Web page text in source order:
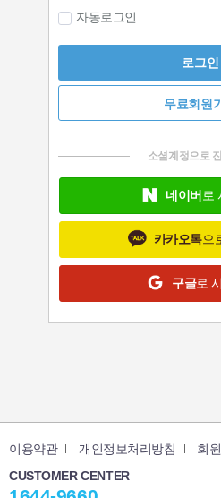
자동로그인
로그인
무료회원
소셜계정으로
네이버 로
카카오톡으
구글로
이용약관 개인정보처리방침 회
CUSTOMER CENTER